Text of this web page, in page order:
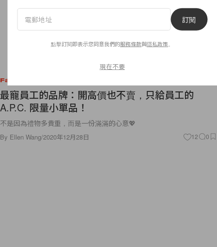
Fashion
最寵員工的品牌：開高價也不賣，只給員工的
A.P.C. 限量小單品！
不是因為禮物多貴重，而是一份滿滿的心意💖
By Ellen Wang/2020年12月28日 12 0
訂閱
點擊訂閱即表示您同意我們的服務條款與隱私政策
現在不要